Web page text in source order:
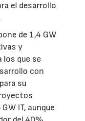
el desarrollo
de 1,4 GW
y
que se
con
su
IT, aunque